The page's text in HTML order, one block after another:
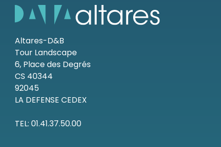
Altares-D&B
Tour Landscape
6, Place des Degrés
CS 40344
92045
LA DEFENSE CEDEX
TEL: 01.41.37.50.00